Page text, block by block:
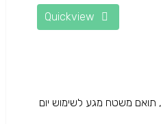
תואם משטח מגע לשימוש יום